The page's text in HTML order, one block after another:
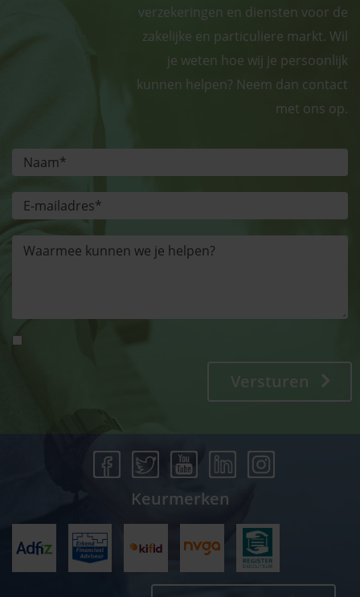
verzekeringen en diensten voor de
zakelijke en particuliere markt. Wil
je weten hoe wij je persoonlijk
kunnen helpen? Neem dan contact
met ons op.
Versturen
Keurmerken